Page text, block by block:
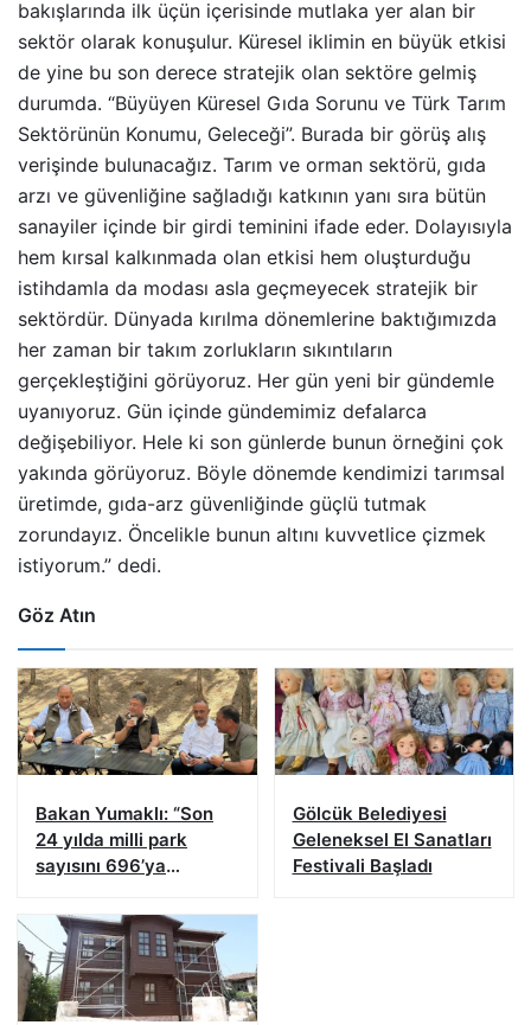
bakışlarında ilk üçün içerisinde mutlaka yer alan bir
sektör olarak konuşulur. Küresel iklimin en büyük etkisi
de yine bu son derece stratejik olan sektöre gelmiş
durumda. “Büyüyen Küresel Gıda Sorunu ve Türk Tarım
Sektörünün Konumu, Geleceği”. Burada bir görüş alış
verişinde bulunacağız. Tarım ve orman sektörü, gıda
arzı ve güvenliğine sağladığı katkının yanı sıra bütün
sanayiler içinde bir girdi teminini ifade eder. Dolayısıyla
hem kırsal kalkınmada olan etkisi hem oluşturduğu
istihdamla da modası asla geçmeyecek stratejik bir
sektördür. Dünyada kırılma dönemlerine baktığımızda
her zaman bir takım zorlukların sıkıntıların
gerçekleştiğini görüyoruz. Her gün yeni bir gündemle
uyanıyoruz. Gün içinde gündemimiz defalarca
değişebiliyor. Hele ki son günlerde bunun örneğini çok
yakında görüyoruz. Böyle dönemde kendimizi tarımsal
üretimde, gıda-arz güvenliğinde güçlü tutmak
zorundayız. Öncelikle bunun altını kuvvetlice çizmek
istiyorum.” dedi.
Göz Atın
Bakan Yumaklı: “Son
24 yılda milli park
sayısını 696’ya
Gölcük Belediyesi
Geleneksel El Sanatları
Festivali Başladı